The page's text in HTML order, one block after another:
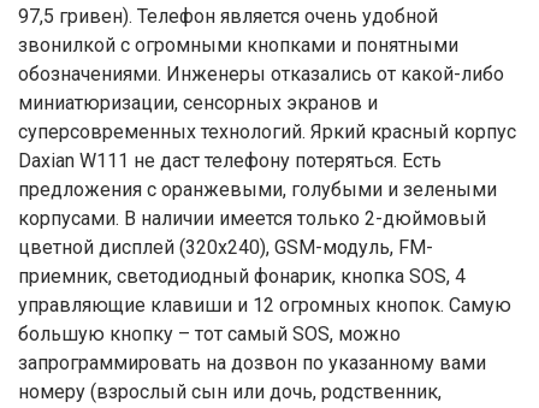
97,5 гривен). Телефон является очень удобной
звонилкой с огромными кнопками и понятными
обозначениями. Инженеры отказались от какой-либо
миниатюризации, сенсорных экранов и
суперсовременных технологий. Яркий красный корпус
Daxian W111 не даст телефону потеряться. Есть
предложения с оранжевыми, голубыми и зелеными
корпусами. В наличии имеется только 2-дюймовый
цветной дисплей (320х240), GSM-модуль, FM-
приемник, светодиодный фонарик, кнопка SOS, 4
управляющие клавиши и 12 огромных кнопок. Самую
большую кнопку – тот самый SOS, можно
запрограммировать на дозвон по указанному вами
номеру (взрослый сын или дочь, родственник,